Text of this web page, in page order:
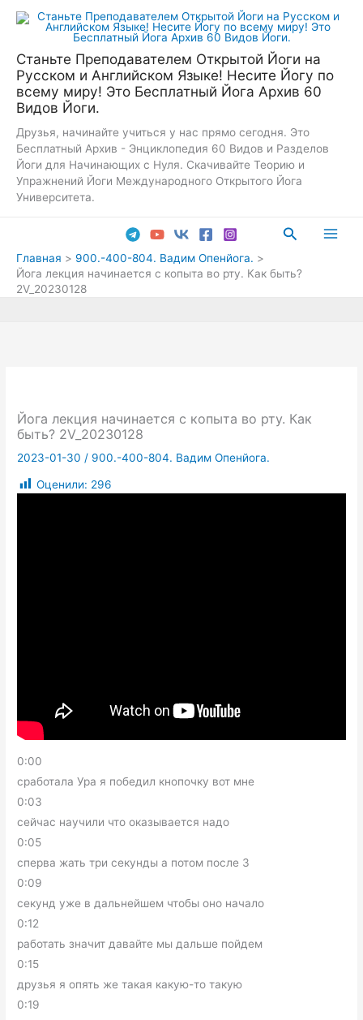
Перейти
Станьте Преподавателем Открытой Йоги на
Русском и Английском Языке! Несите Йогу по
всему миру! Это Бесплатный Йога Архив 60
Видов Йоги.
Друзья, начинайте учиться у нас прямо сегодня. Это
Бесплатный Архив - Энциклопедия 60 Видов и Разделов
Йоги для Начинающих с Нуля. Скачивайте Теорию и
Упражнений Йоги Международного Открытого Йога
Университета.
Поиск
Главная
900.-400-804. Вадим Опенйога.
Йога лекция начинается с копыта во рту. Как быть?
2V_20230128
Йога лекция начинается с копыта во рту. Как
быть? 2V_20230128
2023-01-30 / 900.-400-804. Вадим Опенйога.
Оценили: 296
0:00
сработала Ура я победил кнопочку вот мне
0:03
сейчас научили что оказывается надо
0:05
сперва жать три секунды а потом после 3
0:09
секунд уже в дальнейшем чтобы оно начало
0:12
работать значит давайте мы дальше пойдем
0:15
друзья я опять же такая какую-то такую
0:19